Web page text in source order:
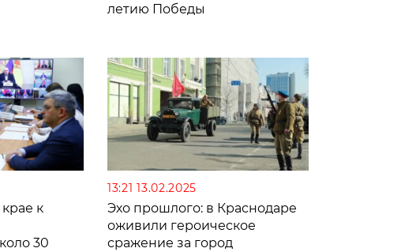
летию Победы
к
30
13:21 13.02.2025
Эхо прошлого: в Краснодаре
оживили героическое
сражение за город